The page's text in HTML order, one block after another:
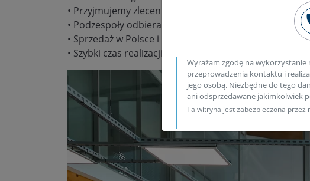
• Przyjmujemy zlecenia wysyłkowe
• Podzespoły odbieramy/wysyłamy codziennie naszym
• Sprzedaż w Polsce i za granicą
• Szybki czas realizacji zamówienia
Wyrażam zgodę na
przeprowadzenia kontaktu i
jego osobą. Niezbędne do tego
ani odsprzedawane jakimkolwiek
Ta witryna jest zabezpieczona przez